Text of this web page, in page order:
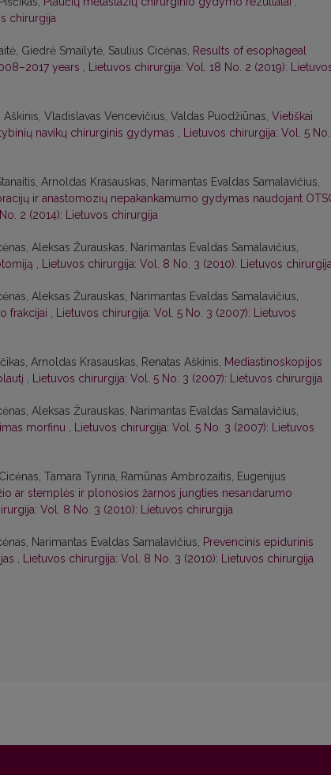
chirurgija
Giedrė Smailytė, Saulius Cicėnas, Results of esophageal
years , Lietuvos chirurgija: Vol. 18 No. 2 (2019):
Vladislavas Vencevičius, Valdas Puodžiūnas, Vietiškai
navikų chirurginis gydymas , Lietuvos chirurgija: Vol. 5
Arnoldas Krasauskas, Narimantas Evaldas Samalavičius,
ir anastomozių nepakankamumo gydymas naudojant
2 (2014): Lietuvos chirurgija
Aleksas Žurauskas, Narimantas Evaldas Samalavičius,
, Lietuvos chirurgija: Vol. 8 No. 3 (2010): Lietuvos
Aleksas Žurauskas, Narimantas Evaldas Samalavičius,
frakcijai , Lietuvos chirurgija: Vol. 5 No. 3 (2007): Lietuvos
Arnoldas Krasauskas, Renatas Aškinis, Mediastinoskopijos
, Lietuvos chirurgija: Vol. 5 No. 3 (2007): Lietuvos chirurgija
Aleksas Žurauskas, Narimantas Evaldas Samalavičius,
morfinu , Lietuvos chirurgija: Vol. 5 No. 3 (2007): Lietuvos
Tamara Tyrina, Ramūnas Ambrozaitis, Eugenijus
ar stemplės ir plonosios žarnos jungties nesandarumo
Vol. 8 No. 3 (2010): Lietuvos chirurgija
Narimantas Evaldas Samalavičius, Prevencinis epidurinis
, Lietuvos chirurgija: Vol. 8 No. 3 (2010): Lietuvos chirurgija